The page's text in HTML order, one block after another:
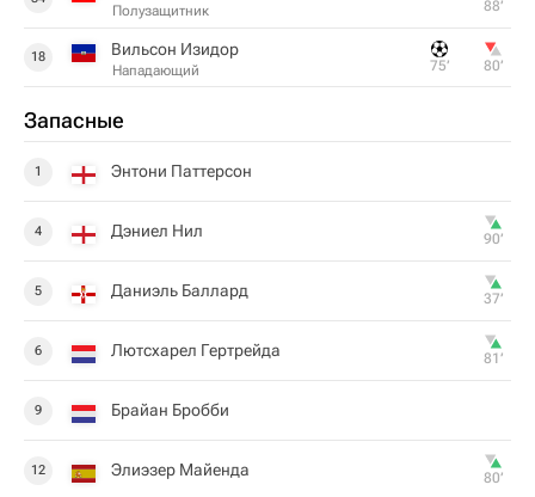
Полузащитник 88‎’‎
18 Вильсон Изидор
Нападающий 75‎’‎ 80‎’‎
Запасные
1 Энтони Паттерсон
4 Дэниел Нил 90‎’‎
5 Даниэль Баллард 37‎’‎
6 Лютсхарел Гертрейда 81‎’‎
9 Брайан Бробби
12 Элиэзер Майенда 80‎’‎